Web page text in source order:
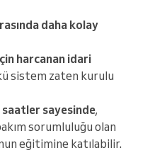
daha kolay
harcanan idari
sistem zaten kurulu
sayesinde,
sorumluluğu olan
eğitimine katılabilir.